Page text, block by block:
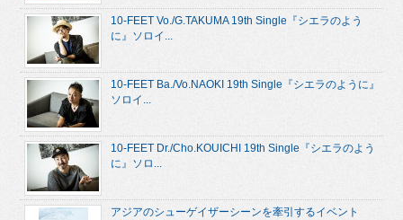
10-FEET Vo./G.TAKUMA 19th Single『シエラのよう
に』ソロイ...
10-FEET Ba./Vo.NAOKI 19th Single『シエラのように』
ソロイ...
10-FEET Dr./Cho.KOUICHI 19th Single『シエラのよう
に』ソロ...
アジアのシューゲイザーシーンを牽引するイベント